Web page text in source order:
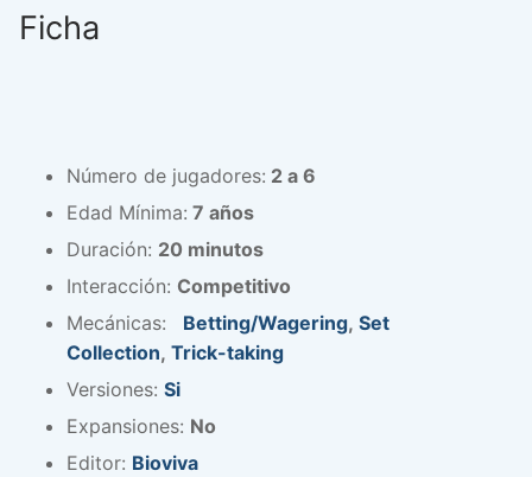
Ficha
Número de jugadores: 2 a 6
Edad Mínima: 7 años
Duración: 20 minutos
Interacción: Competitivo
Mecánicas:
Betting/Wagering, Set
Collection, Trick-taking
Versiones: Si
Expansiones: No
Editor: Bioviva